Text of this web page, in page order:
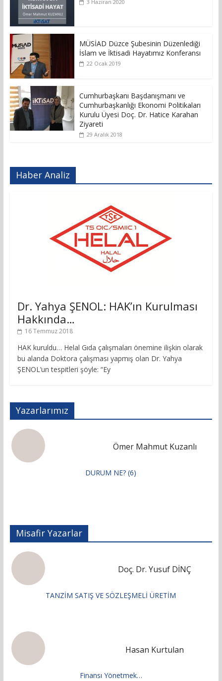
3 Haziran 2020
MÜSİAD Düzce Şubesinin Düzenlediği
İslam ve İktisadi Hayatımız Konferansı
22 Ocak 2019
Cumhurbaşkanı Başdanışmanı ve
Cumhurbaşkanlığı Ekonomi Politikaları
Kurulu Üyesi Doç. Dr. Hatice Karahan
Ziyareti
29 Aralık 2018
Haber Analiz
Dr. Yahya ŞENOL: HAK’ın Kurulması
Hakkında…
16 Temmuz 2018
HAK kuruldu… Helal Gıda çalışmaları önemine ilişkin olarak
bu alanda Doktora çalışması yapmış olan Dr. Yahya
ŞENOL’un tespitleri şöyle: “Ey
Yazarlarımız
Ömer Mahmut Kuzanlı
DURUM NE? (6)
Misafir Yazarlar
Doç. Dr. Yusuf DİNÇ
TANZİM SATIŞ VE SÖZLEŞMELİ ÜRETİM
Hasan Kurtulan
Finansı Yönetmek…